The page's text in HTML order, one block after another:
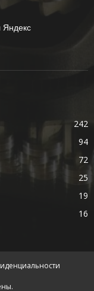
Яндекс
242
94
72
25
19
16